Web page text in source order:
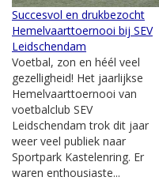
Succesvol en drukbezocht
Hemelvaarttoernooi bij SEV
Leidschendam
Voetbal, zon en héél veel
gezelligheid! Het jaarlijkse
Hemelvaarttoernooi van
voetbalclub SEV
Leidschendam trok dit jaar
weer veel publiek naar
Sportpark Kastelenring. Er
waren enthousiaste...